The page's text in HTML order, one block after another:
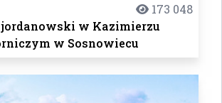
173 048
jordanowski w Kazimierzu
w Sosnowiecu